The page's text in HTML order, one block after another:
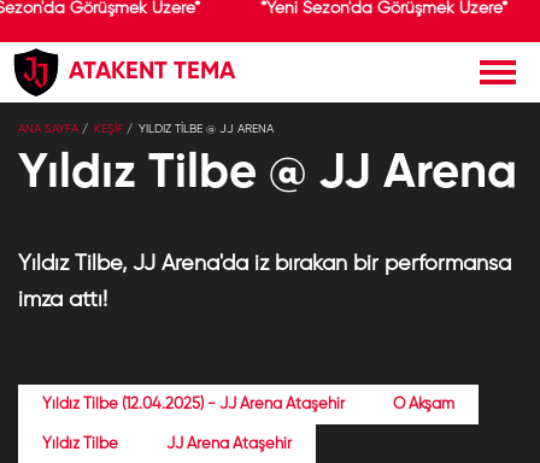
Görüşmek Üzere* *Yeni Sezon'da Görüşmek Üzere*
ATAKENT TEMA
ANA SAYFA KEŞİF YILDIZ TILBE @ JJ ARENA
Yıldız Tilbe @ JJ Arena
Yıldız Tilbe, JJ Arena'da iz bırakan bir performansa
imza attı!
Yıldız Tilbe (12.04.2025) - JJ Arena Ataşehir O Akşam
Yıldız Tilbe JJ Arena Ataşehir
Jolly Joker
Jolly Joker
Ücretsiz - Google Play